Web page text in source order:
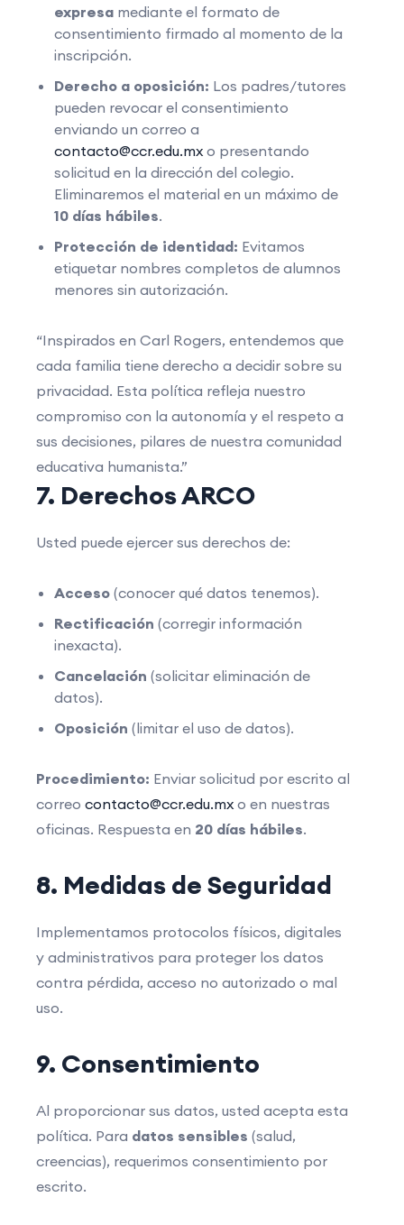
expresa mediante el formato de
consentimiento firmado al momento de la
inscripción.
Derecho a oposición: Los padres/tutores
pueden revocar el consentimiento
enviando un correo a
contacto@ccr.edu.mx o presentando
solicitud en la dirección del colegio.
Eliminaremos el material en un máximo de
10 días hábiles.
Protección de identidad: Evitamos
etiquetar nombres completos de alumnos
menores sin autorización.
“Inspirados en Carl Rogers, entendemos que
cada familia tiene derecho a decidir sobre su
privacidad. Esta política refleja nuestro
compromiso con la autonomía y el respeto a
sus decisiones, pilares de nuestra comunidad
educativa humanista.”
7. Derechos ARCO
Usted puede ejercer sus derechos de:
Acceso (conocer qué datos tenemos).
Rectificación (corregir información
inexacta).
Cancelación (solicitar eliminación de
datos).
Oposición (limitar el uso de datos).
Procedimiento: Enviar solicitud por escrito al
correo contacto@ccr.edu.mx o en nuestras
oficinas. Respuesta en 20 días hábiles.
8. Medidas de Seguridad
Implementamos protocolos físicos, digitales
y administrativos para proteger los datos
contra pérdida, acceso no autorizado o mal
uso.
9. Consentimiento
Al proporcionar sus datos, usted acepta esta
política. Para datos sensibles (salud,
creencias), requerimos consentimiento por
escrito.